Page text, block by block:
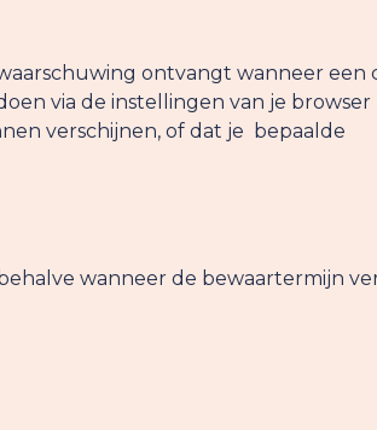
ontvangt wanneer een
via de instellingen van je browser
verschijnen, of dat je bepaalde
wanneer de bewaartermijn